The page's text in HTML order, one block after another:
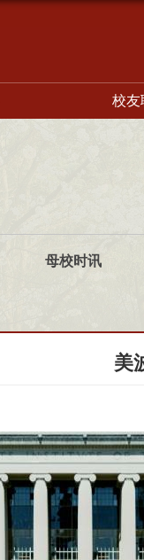
校友
母校时讯
美